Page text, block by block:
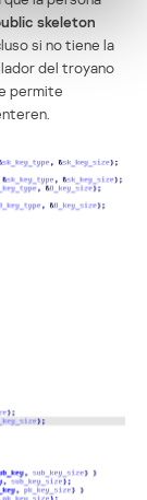
skeleton
si no tiene la
del troyano
permite